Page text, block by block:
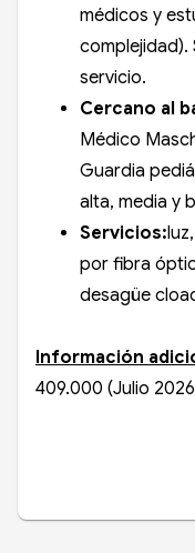
médicos y
complejidad).
servicio.
Cercano al
Médico
Guardia
alta, media y
Servicios:
por fibra
desagüe
Información
409.000 (Julio